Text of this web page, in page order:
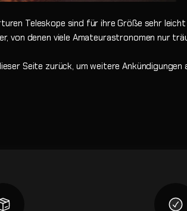
Teleskope sind für ihre Größe sehr
von denen viele Amateurastronomen nur
Seite zurück, um weitere